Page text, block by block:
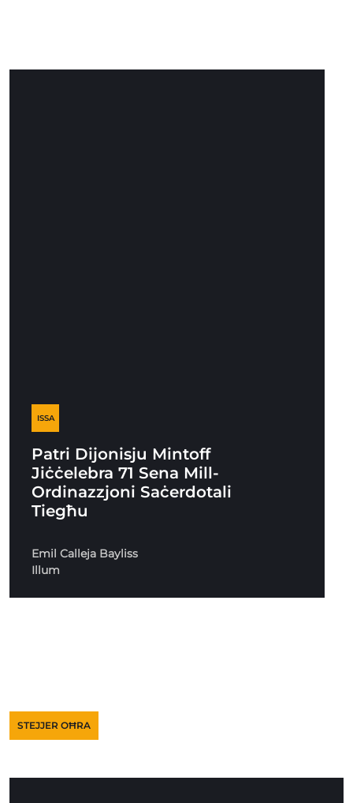
ISSA
Patri Dijonisju Mintoff
Jiċċelebra 71 Sena Mill-
Ordinazzjoni Saċerdotali
Tiegħu
Emil Calleja Bayliss
Illum
STEJJER OĦRA